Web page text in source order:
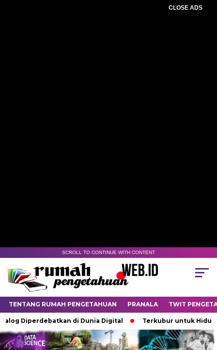
CLOSE ADS
SCROLL TO CONTINUE WITH CONTENT
TENTANG RUMAH PENGETAHUAN PRANALA TWIT
Diperdebatkan di Dunia Digital Terkubur untuk Hidup